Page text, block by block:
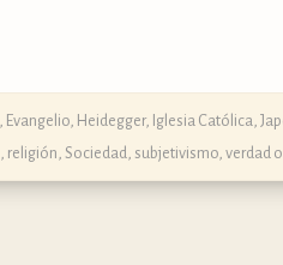
Evangelio Heidegger, Iglesia Católica
religión Sociedad subjetivismo verdad